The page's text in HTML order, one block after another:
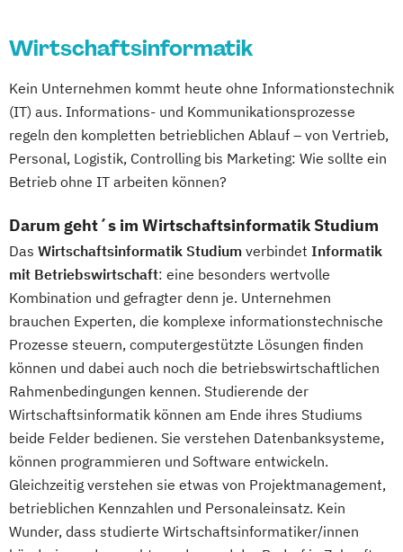
Wirtschaftsinformatik
Kein Unternehmen kommt heute ohne Informationstechnik
(IT) aus. Informations- und Kommunikationsprozesse
regeln den kompletten betrieblichen Ablauf – von Vertrieb,
Personal, Logistik, Controlling bis Marketing: Wie sollte ein
Betrieb ohne IT arbeiten können?
Darum geht´s im Wirtschaftsinformatik Studium
Das Wirtschaftsinformatik Studium verbindet Informatik
mit Betriebswirtschaft: eine besonders wertvolle
Kombination und gefragter denn je. Unternehmen
brauchen Experten, die komplexe informationstechnische
Prozesse steuern, computergestützte Lösungen finden
können und dabei auch noch die betriebswirtschaftlichen
Rahmenbedingungen kennen. Studierende der
Wirtschaftsinformatik können am Ende ihres Studiums
beide Felder bedienen. Sie verstehen Datenbanksysteme,
können programmieren und Software entwickeln.
Gleichzeitig verstehen sie etwas von Projektmanagement,
betrieblichen Kennzahlen und Personaleinsatz. Kein
Wunder, dass studierte Wirtschaftsinformatiker/innen